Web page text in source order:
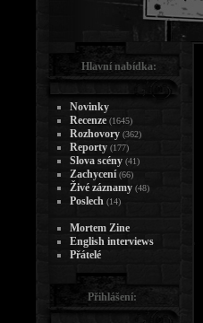
Hlavní nabídka:
Novinky
Recenze (1645)
Rozhovory (362)
Reporty (177)
Slova scény (41)
Zachycení (66)
Živé záznamy (48)
Poslech (14)
Mortem Zine
English interviews
Přátelé
Přihlášení: